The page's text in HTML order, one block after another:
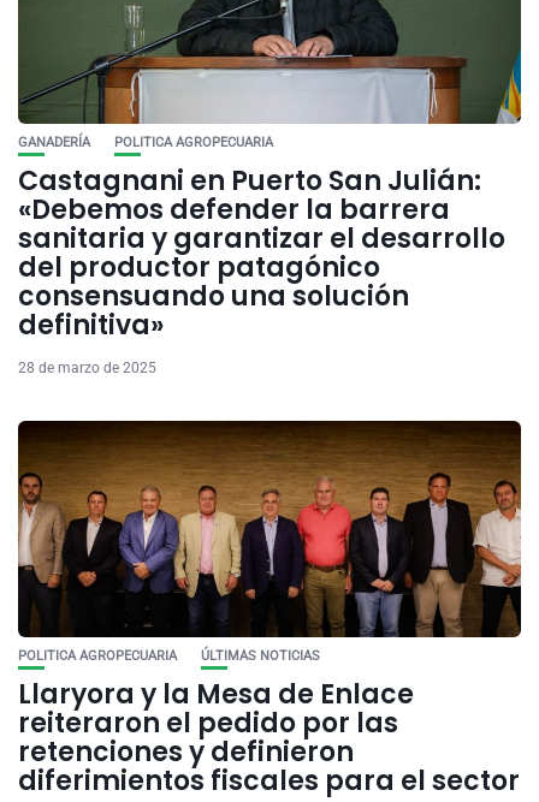
GANADERÍA POLITICA AGROPECUARIA
Castagnani en Puerto San Julián:
«Debemos defender la barrera
sanitaria y garantizar el desarrollo
del productor patagónico
consensuando una solución
definitiva»
28 de marzo de 2025
POLITICA AGROPECUARIA ÚLTIMAS NOTICIAS
Llaryora y la Mesa de Enlace
reiteraron el pedido por las
retenciones y definieron
diferimientos fiscales para el sector